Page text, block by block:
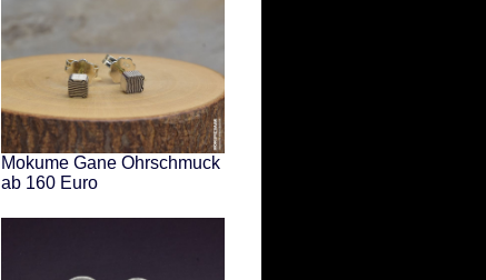
Mokume Gane Ohrschmuck
ab 160 Euro